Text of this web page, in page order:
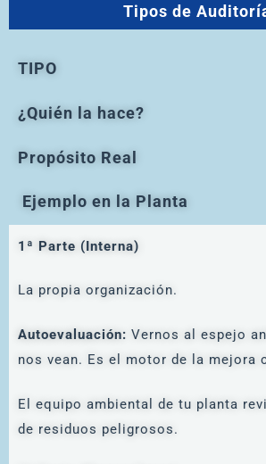
Tipos de
TIPO
¿Quién la hace?
Propósito Real
Ejemplo en la Planta
1ª Parte (Interna)
La propia organización.
Autoevaluación: Vernos al espejo
nos vean. Es el motor de la mejora
El equipo ambiental de tu planta
de residuos peligrosos.